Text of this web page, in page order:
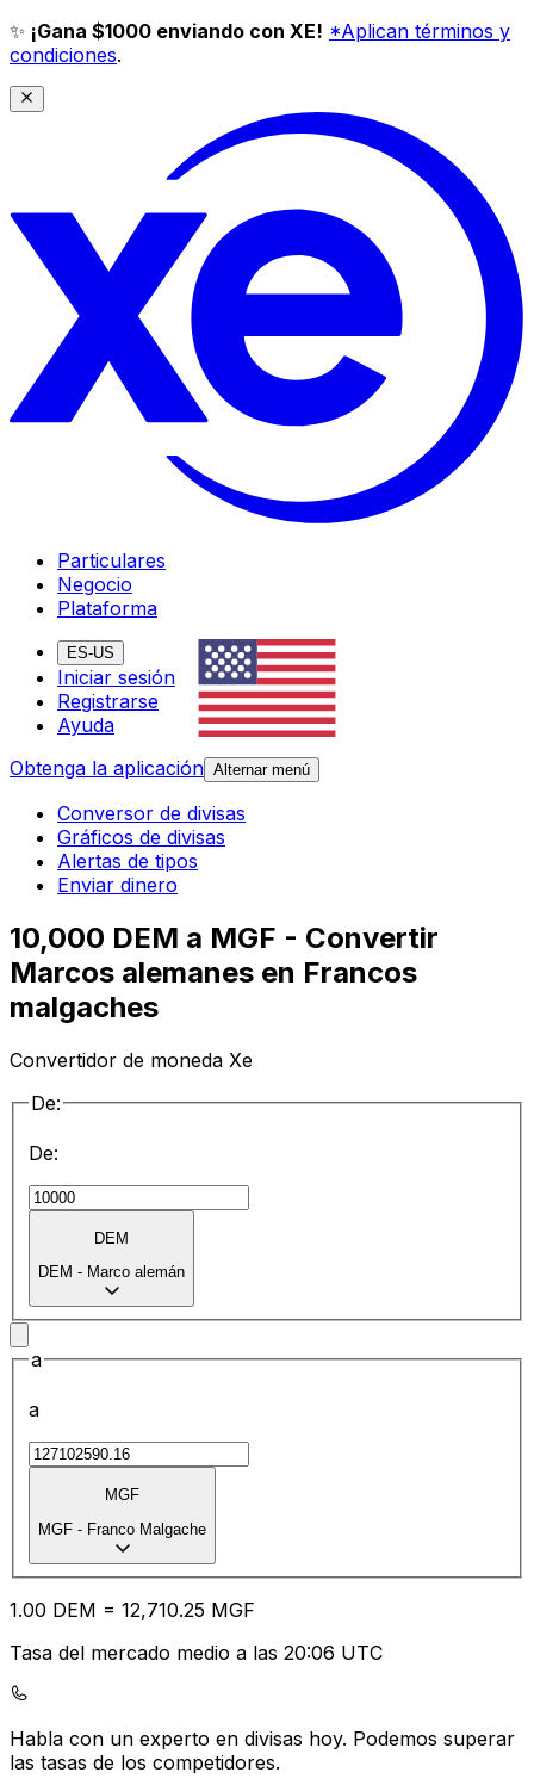
✨ ¡Gana $1000 enviando con XE! *Aplican términos y
condiciones.
Particulares
Negocio
Plataforma
ES-US
Iniciar sesión
Registrarse
Ayuda
Obtenga la aplicación Alternar menú
Conversor de divisas
Gráficos de divisas
Alertas de tipos
Enviar dinero
10,000 DEM a MGF - Convertir
Marcos alemanes en Francos
malgaches
Convertidor de moneda Xe
De:
De:
DEM
DEM - Marco alemán
a
a
MGF
MGF - Franco Malgache
1.00 DEM = 12,710.25 MGF
Tasa del mercado medio a las 20:06 UTC
Habla con un experto en divisas hoy. Podemos superar
las tasas de los competidores.